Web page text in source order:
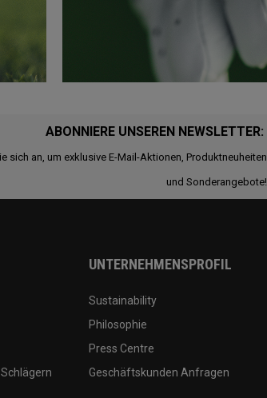
ABONNIERE UNSEREN NEWSLETTER:
sich an, um exklusive E-Mail-Aktionen, Produktneuheiten
und Sonderangebote!
UNTERNEHMENSPROFIL
Sustainability
Philosophie
Press Centre
Geschäftskunden Anfragen